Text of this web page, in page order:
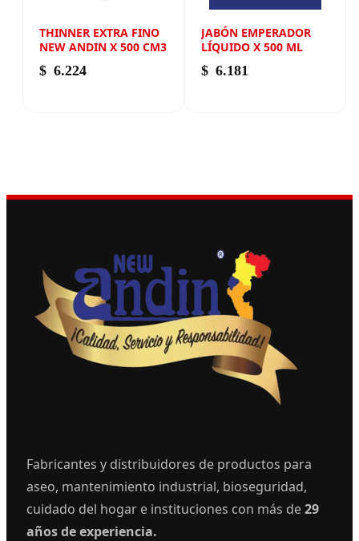
THINNER EXTRA FINO
NEW ANDIN X 500 CM3
$ 6.224
JABÓN EMPERADOR
LÍQUIDO X 500 ML
$ 6.181
Fabricantes y distribuidores de productos para
aseo, mantenimiento industrial, bioseguridad,
cuidado del hogar e instituciones con más de29
años de experiencia.